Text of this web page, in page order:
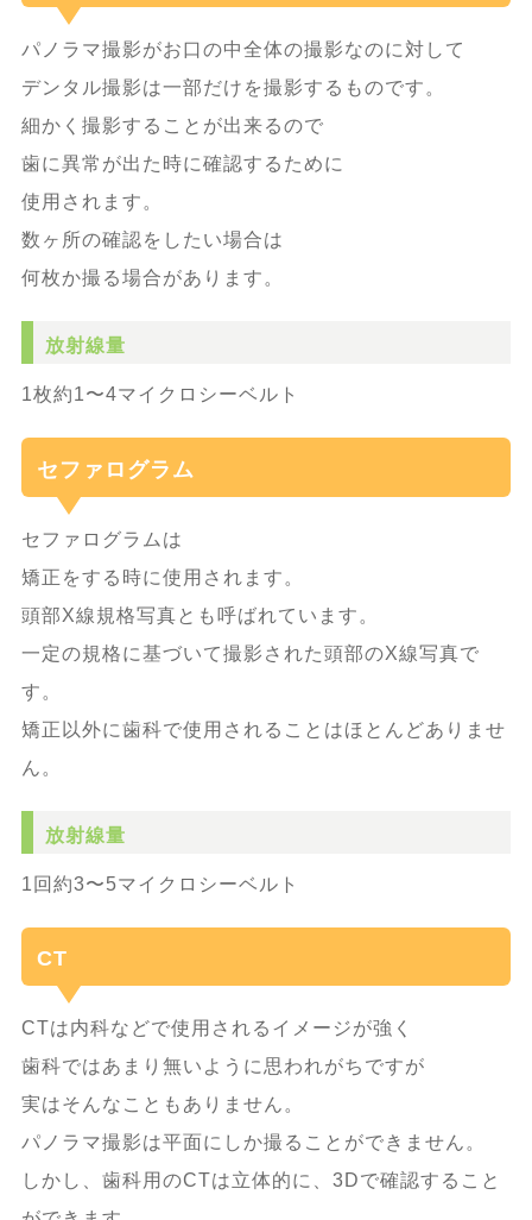
パノラマ撮影がお口の中全体の撮影なのに対して
デンタル撮影は一部だけを撮影するものです。
細かく撮影することが出来るので
歯に異常が出た時に確認するために
使用されます。
数ヶ所の確認をしたい場合は
何枚か撮る場合があります。
放射線量
1枚約1〜4マイクロシーベルト
セファログラム
セファログラムは
矯正をする時に使用されます。
頭部X線規格写真とも呼ばれています。
一定の規格に基づいて撮影された頭部のX線写真で
す。
矯正以外に歯科で使用されることはほとんどありませ
ん。
放射線量
1回約3〜5マイクロシーベルト
CT
CTは内科などで使用されるイメージが強く
歯科ではあまり無いように思われがちですが
実はそんなこともありません。
パノラマ撮影は平面にしか撮ることができません。
しかし、歯科用のCTは立体的に、3Dで確認すること